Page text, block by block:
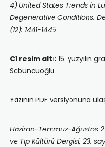
4) United States Trends in
Degenerative Conditions.
(12): 1441-1445
C1 resim altı: 15. yüzyılın
Sabuncuoğlu
Yazının PDF versiyonuna
Haziran-Temmuz-Ağustos
ve Tıp Kültürü Dergisi, 23.